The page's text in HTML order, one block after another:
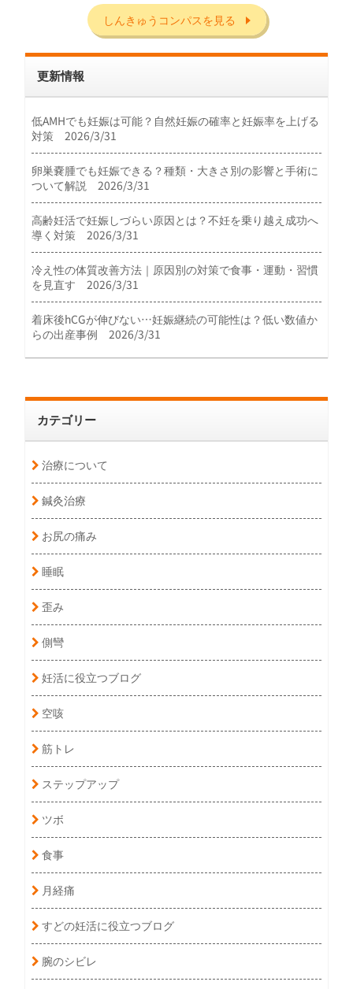
しんきゅうコンパスを見る
更新情報
低AMHでも妊娠は可能？自然妊娠の確率と妊娠率を上げる
対策 2026/3/31
卵巣嚢腫でも妊娠できる？種類・大きさ別の影響と手術に
ついて解説 2026/3/31
高齢妊活で妊娠しづらい原因とは？不妊を乗り越え成功へ
導く対策 2026/3/31
冷え性の体質改善方法｜原因別の対策で食事・運動・習慣
を見直す 2026/3/31
着床後hCGが伸びない…妊娠継続の可能性は？低い数値か
らの出産事例 2026/3/31
カテゴリー
治療について
鍼灸治療
お尻の痛み
睡眠
歪み
側彎
妊活に役立つブログ
空咳
筋トレ
ステップアップ
ツボ
食事
月経痛
すどの妊活に役立つブログ
腕のシビレ